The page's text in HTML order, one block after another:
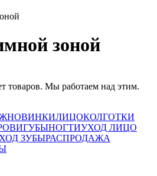
зоной
товаров. Мы работаем над этим.
НОВИНКИЛИЦОКОЛГОТКИ
ГУБЫНОГТИУХОД ЛИЦО
ЗУБЫРАСПРОДАЖА